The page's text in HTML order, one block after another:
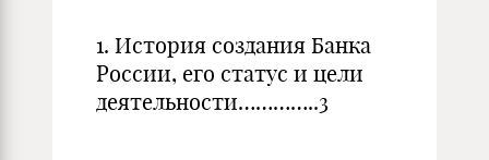
1. История создания Банка
России, его статус и цели
деятельности…………..3